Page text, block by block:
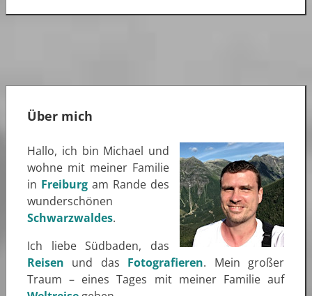
Über mich
Hallo, ich bin Michael und
wohne mit meiner Familie
in Freiburg am Rande des
wunderschönen
Schwarzwaldes.
Ich liebe Südbaden, das
Reisen und das Fotografieren. Mein großer
Traum – eines Tages mit meiner Familie auf